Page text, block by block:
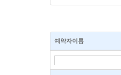
예약자이름